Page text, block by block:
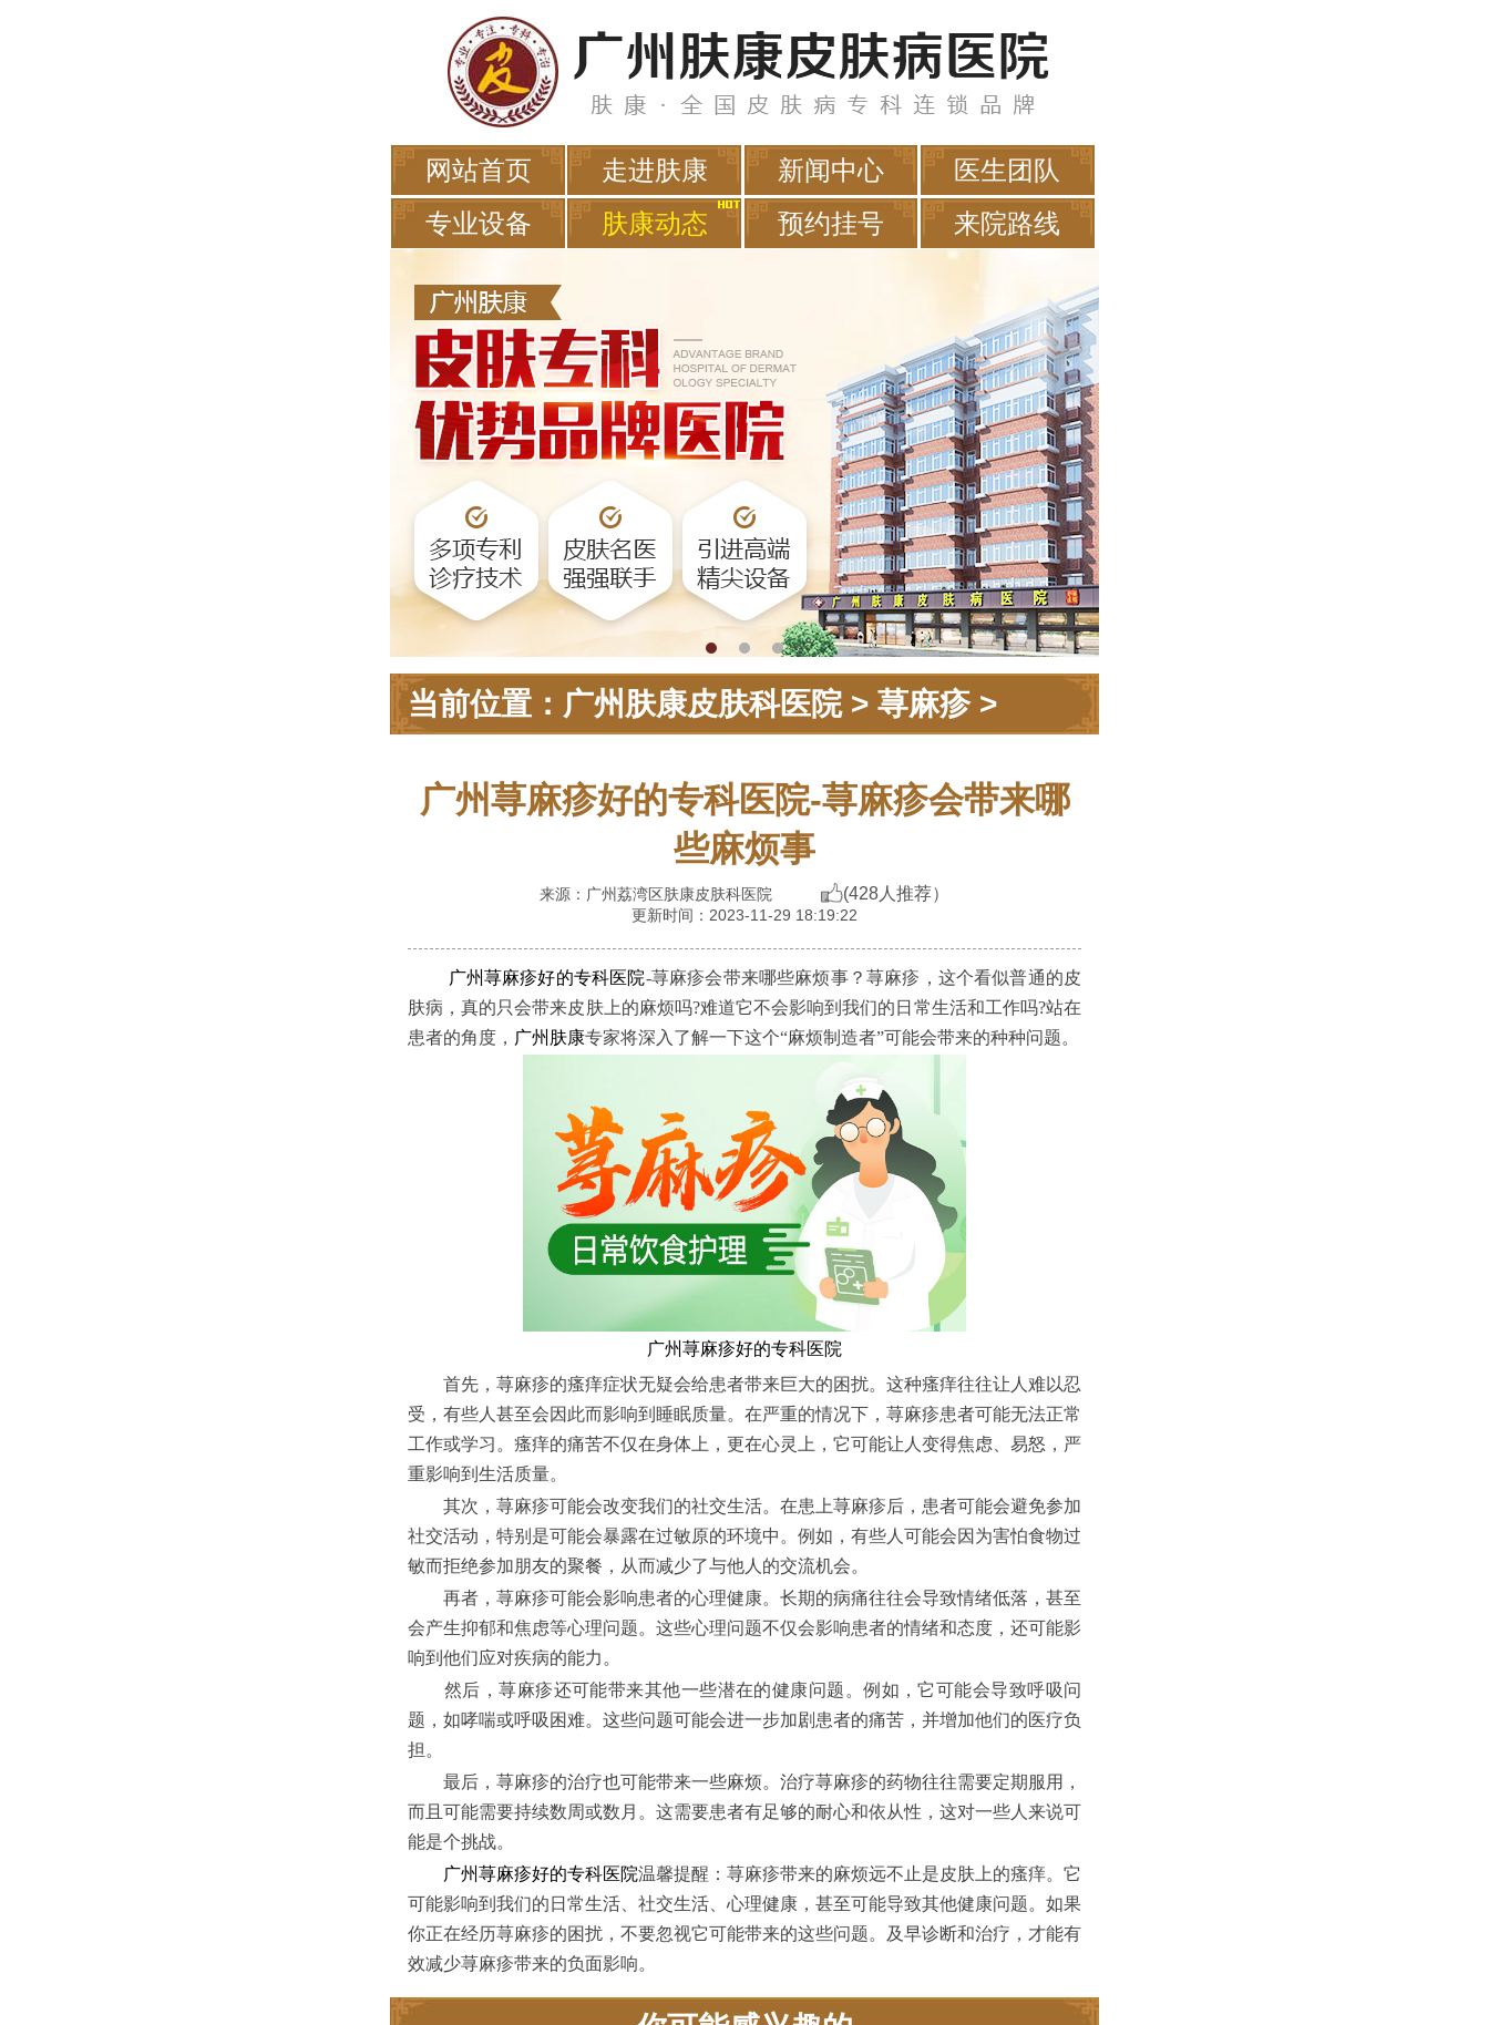
网站首页 走进肤康 新闻中心
医生团队
专业设备
肤康动态 预约挂号 来院路线
当前位置： 广州肤康皮肤科医院> 荨麻疹>
广州荨麻疹好的专科医院-荨麻疹会带来哪
些麻烦事
来源：广州荔湾区肤康皮肤科医院 (428人推荐）
更新时间：2023-11-29 18:19:22
广州荨麻疹好的专科医院-荨麻疹会带来哪些麻烦事？荨麻疹，这个看似普通的皮
肤病，真的只会带来皮肤上的麻烦吗?难道它不会影响到我们的日常生活和工作吗?站在
患者的角度， 广州肤康专家将深入了解一下这个“麻烦制造者”可能会带来的种种问题。
广州荨麻疹好的专科医院
首先，荨麻疹的瘙痒症状无疑会给患者带来巨大的困扰。这种瘙痒往往让人难以忍
受，有些人甚至会因此而影响到睡眠质量。在严重的情况下，荨麻疹患者可能无法正常
工作或学习。瘙痒的痛苦不仅在身体上，更在心灵上，它可能让人变得焦虑、易怒，严
重影响到生活质量。
其次，荨麻疹可能会改变我们的社交生活。在患上荨麻疹后，患者可能会避免参加
社交活动，特别是可能会暴露在过敏原的环境中。例如，有些人可能会因为害怕食物过
敏而拒绝参加朋友的聚餐，从而减少了与他人的交流机会。
再者，荨麻疹可能会影响患者的心理健康。长期的病痛往往会导致情绪低落，甚至
会产生抑郁和焦虑等心理问题。这些心理问题不仅会影响患者的情绪和态度，还可能影
响到他们应对疾病的能力。
然后，荨麻疹还可能带来其他一些潜在的健康问题。例如，它可能会导致呼吸问
题，如哮喘或呼吸困难。这些问题可能会进一步加剧患者的痛苦，并增加他们的医疗负
担。
最后，荨麻疹的治疗也可能带来一些麻烦。治疗荨麻疹的药物往往需要定期服用，
而且可能需要持续数周或数月。这需要患者有足够的耐心和依从性，这对一些人来说可
能是个挑战。
广州荨麻疹好的专科医院温馨提醒：荨麻疹带来的麻烦远不止是皮肤上的瘙痒。它
可能影响到我们的日常生活、社交生活、心理健康，甚至可能导致其他健康问题。如果
你正在经历荨麻疹的困扰，不要忽视它可能带来的这些问题。及早诊断和治疗，才能有
效减少荨麻疹带来的负面影响。